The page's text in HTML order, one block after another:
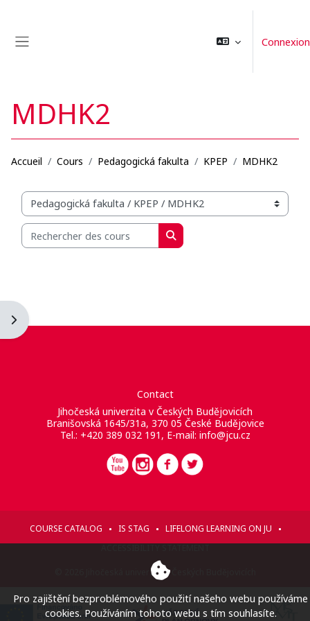
Connexion
Ouvrir le tiroir des blocs
MDHK2
Accueil Cours Pedagogická fakulta KPEP MDHK2
Catégories de cours
Rechercher des cours
Rechercher des cours
Contact
Jihočeská univerzita v Českých Budějovicích
Branišovská 1645/31a, 370 05 České Budějovice
Tel.: +420 389 032 191, E-mail: info@jcu.cz
COURSE CATALOG IS STAG
LIFELONG LEARNING ON JU
© 2026 Jihočeská univerzita v Českých Budějovicích
Pro zajištění bezproblémového použití našeho webu používáme
cookies. Používáním tohoto webu s tím souhlasíte.